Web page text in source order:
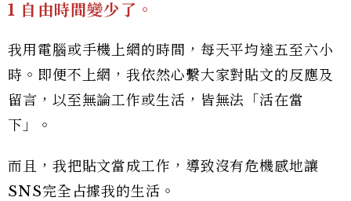
1 自由時間變少了。
我用電腦或手機上網的時間，每天平均達五至六小
時。即便不上網，我依然心繫大家對貼文的反應及
留言，以至無論工作或生活，皆無法「活在當
下」。
而且，我把貼文當成工作，導致沒有危機感地讓
SNS完全占據我的生活。